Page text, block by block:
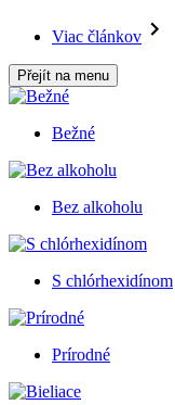
Viac článkov
Přejít na menu
Bežné
Bez alkoholu
S chlórhexidínom
Prírodné